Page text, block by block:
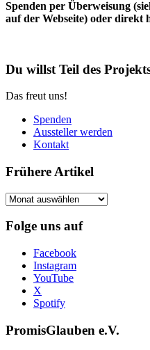
Spenden per Überweisung
auf der Webseite) oder
Du willst Teil des
Das freut uns!
Spenden
Aussteller werden
Kontakt
Frühere Artikel
Frühere
Folge uns auf
Facebook
Instagram
YouTube
X
Spotify
PromisGlauben e.V.